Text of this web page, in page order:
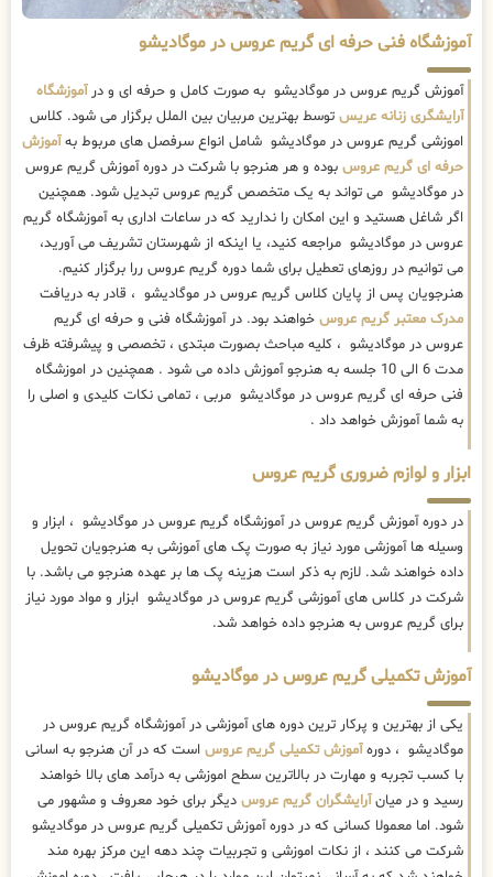
آموزشگاه فنی حرفه ای گریم عروس در موگادیشو
آموزش گریم عروس در موگادیشو به صورت کامل و حرفه ای و درآموزشگاه
آرایشگری زنانه عریس توسط بهترین مربیان بین الملل برگزار می شود. کلاس
اموزشی گریم عروس در موگادیشو شامل انواع سرفصل های مربوط بهآموزش
حرفه ای گریم عروس بوده و هر هنرجو با شرکت در دوره آموزش گریم عروس
در موگادیشو می تواند به یک متخصص گریم عروس تبدیل شود. همچنین
اگر شاغل هستید و این امکان را ندارید که در ساعات اداری به آموزشگاه گریم
عروس در موگادیشو مراجعه کنید، یا اینکه از شهرستان تشریف می آورید،
می توانیم در روزهای تعطیل برای شما دوره گریم عروس ررا برگزار کنیم.
هنرجویان پس از پایان کلاس گریم عروس در موگادیشو ، قادر به دریافت
مدرک معتبر گریم عروس خواهند بود. در آموزشگاه فنی و حرفه ای گریم
عروس در موگادیشو ، کلیه مباحث بصورت مبتدی ، تخصصی و پیشرفته ظرف
مدت 6 الی 10 جلسه به هنرجو آموزش داده می شود . همچنین در اموزشگاه
فنی حرفه ای گریم عروس در موگادیشو مربی ، تمامی نکات کلیدی و اصلی را
به شما آموزش خواهد داد .
ابزار و لوازم ضروری گریم عروس
در دوره آموزش گریم عروس در آموزشگاه گریم عروس در موگادیشو ، ابزار و
وسیله ها آموزشی مورد نیاز به صورت پک های آموزشی به هنرجویان تحویل
داده خواهند شد. لازم به ذکر است هزینه پک ها بر عهده هنرجو می باشد. با
شرکت در کلاس های آموزشی گریم عروس در موگادیشو ابزار و مواد مورد نیاز
برای گریم عروس به هنرجو داده خواهد شد.
آموزش تکمیلی گریم عروس در موگادیشو
یکی از بهترین و پرکار ترین دوره های آموزشی در آموزشگاه گریم عروس در
موگادیشو ، دورهآموزش تکمیلی گریم عروس است که در آن هنرجو به اسانی
با کسب تجربه و مهارت در بالاترین سطح اموزشی به درآمد های بالا خواهند
رسید و در میانآرایشگران گریم عروس دیگر برای خود معروف و مشهور می
شود. اما معمولا کسانی که در دوره آموزش تکمیلی گریم عروس در موگادیشو
شرکت می کنند ، از نکات اموزشی و تجربیات چند دهه این مرکز بهره مند